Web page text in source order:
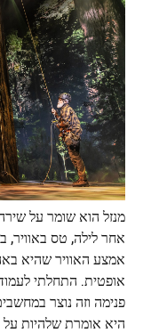
מנזל הוא שומר על
אחר לילה, טס
אמצע האוויר שהיא
אופטית. התחלתי
פנימה וזה נוצר
היא אומרת שלהיות על